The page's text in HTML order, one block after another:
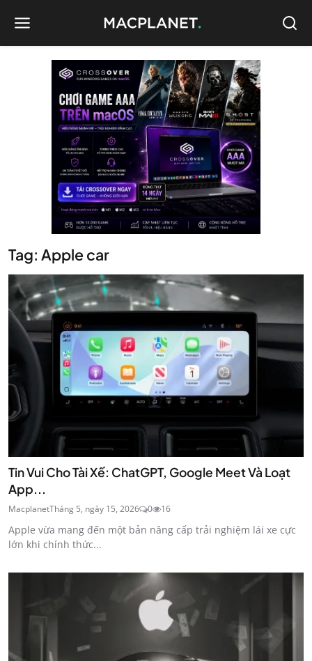
Tag: Apple car
Tin Vui Cho Tài Xế: ChatGPT, Google Meet Và Loạt
App...
MacplanetTháng 5, ngày 15, 2026 0 16
Apple vừa mang đến một bản nâng cấp trải nghiệm lái xe cực
lớn khi chính thức...